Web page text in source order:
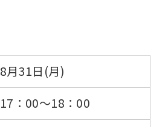
8月31日(月)
17：00～18：00